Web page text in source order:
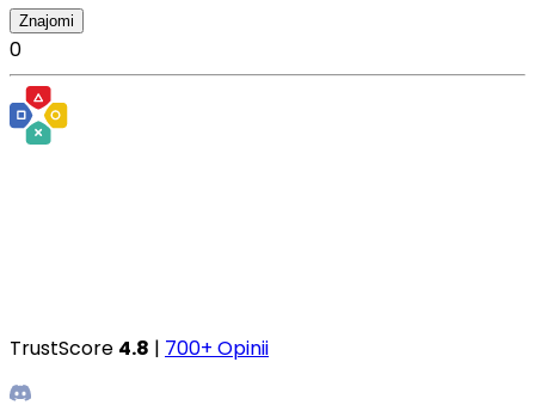
Znajomi
0
TrustScore 4.8 | 700+ Opinii